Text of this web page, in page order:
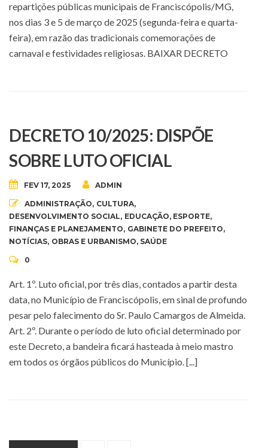
repartições públicas municipais de Franciscópolis/MG,
nos dias 3 e 5 de março de 2025 (segunda-feira e quarta-
feira), em razão das tradicionais comemorações de
carnaval e festividades religiosas. BAIXAR DECRETO
DECRETO 10/2025: DISPÕE
SOBRE LUTO OFICIAL
FEV 17, 2025 ADMIN
ADMINISTRAÇÃO, CULTURA,
DESENVOLVIMENTO SOCIAL, EDUCAÇÃO, ESPORTE,
FINANÇAS E PLANEJAMENTO, GABINETE DO PREFEITO,
NOTÍCIAS, OBRAS E URBANISMO, SAÚDE
0
Art. 1º. Luto oficial, por três dias, contados a partir desta
data, no Município de Franciscópolis, em sinal de profundo
pesar pelo falecimento do Sr. Paulo Camargos de Almeida.
Art. 2º. Durante o período de luto oficial determinado por
este Decreto, a bandeira ficará hasteada à meio mastro
em todos os órgãos públicos do Município. [...]